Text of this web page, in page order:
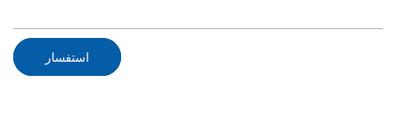
استفسار